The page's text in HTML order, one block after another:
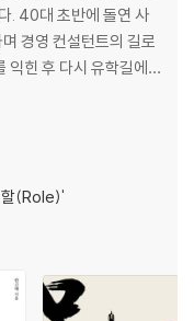
. 40대 초반에 돌연 사
경영 컨설턴트의 길로
익힌 후 다시 유학길에
학위를 받았다. 한국리
장을 지냈다. 지금까지
과 교육을 위해
할(Role)'